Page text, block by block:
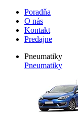
Poradňa
O nás
Kontakt
Predajne
Pneumatiky
Pneumatiky